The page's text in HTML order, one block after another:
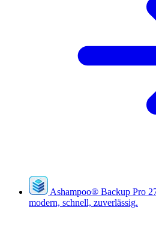
Ashampoo® Backup Pro
modern, schnell, zuverlässig.